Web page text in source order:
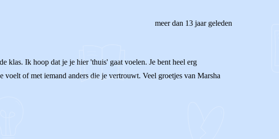
meer dan 13 jaar geleden
klas. Ik hoop dat je je hier 'thuis' gaat voelen. Je bent heel erg
of met iemand anders die je vertrouwt. Veel groetjes van Marsha